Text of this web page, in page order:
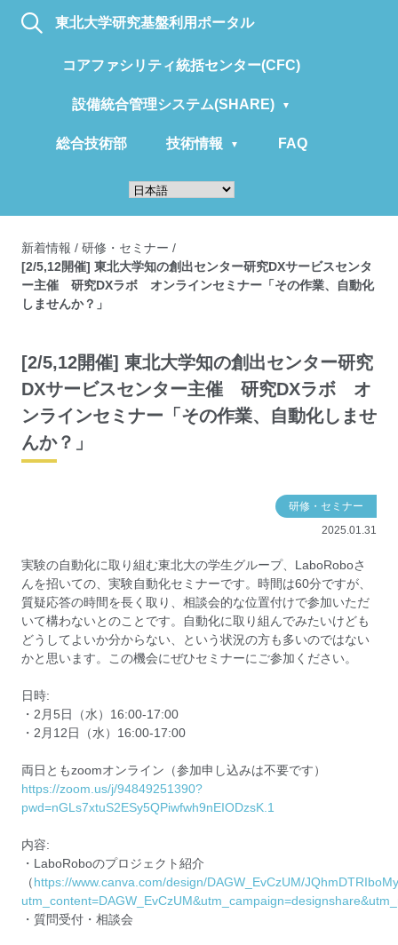
東北大学研究基盤利用ポータル
コアファシリティ統括センター(CFC)
設備統合管理システム(SHARE)
総合技術部 技術情報 FAQ
新着情報 / 研修・セミナー /
[2/5,12開催] 東北大学知の創出センター研究DXサービスセンタ
ー主催 研究DXラボ オンラインセミナー「その作業、自動化
しませんか？」
[2/5,12開催] 東北大学知の創出センター研究
DXサービスセンター主催 研究DXラボ オ
ンラインセミナー「その作業、自動化しませ
んか？」
研修・セミナー
2025.01.31
実験の自動化に取り組む東北大の学生グループ、LaboRoboさ
んを招いての、実験自動化セミナーです。時間は60分ですが、
質疑応答の時間を長く取り、相談会的な位置付けで参加いただ
いて構わないとのことです。自動化に取り組んでみたいけども
どうしてよいか分からない、という状況の方も多いのではない
かと思います。この機会にぜひセミナーにご参加ください。
日時:
・2月5日（水）16:00-17:00
・2月12日（水）16:00-17:00
両日ともzoomオンライン（参加申し込みは不要です）
https://zoom.us/j/94849251390?
pwd=nGLs7xtuS2ESy5QPiwfwh9nEIODzsK.1
内容:
・LaboRoboのプロジェクト紹介
（https://www.canva.com/design/DAGW_EvCzUM/
・質問受付・相談会